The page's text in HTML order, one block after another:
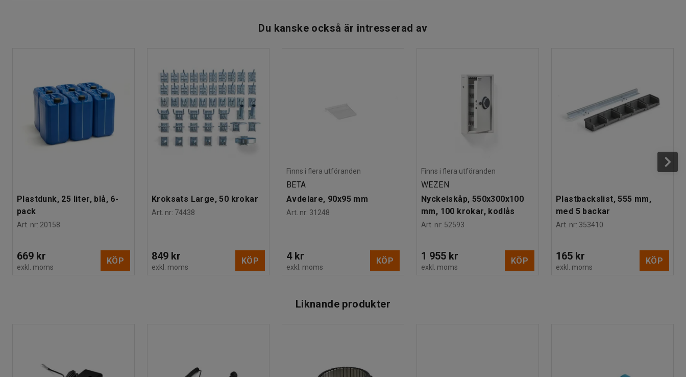
Du kanske också är intresserad av
Plastdunk, 25 liter, blå, 6-
pack
Art. nr: 20158
669 kr
exkl. moms
KÖP
Kroksats Large, 50 krokar
Art. nr: 74438
849 kr
exkl. moms
KÖP
Finns i flera utföranden
BETA
Avdelare, 90x95 mm
Art. nr: 31248
4 kr
exkl. moms
KÖP
Finns i flera utföranden
WEZEN
Nyckelskåp, 550x300x100
mm, 100 krokar, kodlås
Art. nr: 52593
1 955 kr
exkl. moms
KÖP
Plastbackslist, 555 mm,
med 5 backar
Art. nr: 353410
165 kr
exkl. moms
KÖP
Liknande produkter